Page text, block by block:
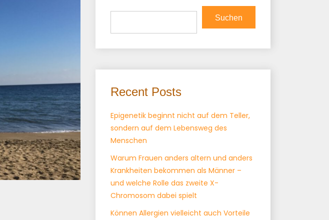
Suchen
Recent Posts
Epigenetik beginnt nicht auf dem Teller,
sondern auf dem Lebensweg des
Menschen
Warum Frauen anders altern und anders
Krankheiten bekommen als Männer –
und welche Rolle das zweite X-
Chromosom dabei spielt
Können Allergien vielleicht auch Vorteile